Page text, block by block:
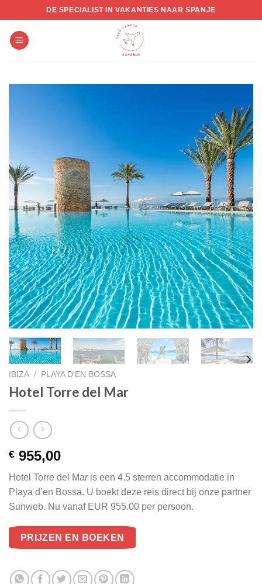
to
content
DE SPECIALIST IN VAKANTIES NAAR SPANJE
IBIZA / PLAYA D'EN BOSSA
Hotel Torre del Mar
€ 955,00
Hotel Torre del Mar is een 4.5 sterren accommodatie in
Playa d’en Bossa. U boekt deze reis direct bij onze partner
Sunweb. Nu vanaf EUR 955.00 per persoon.
PRIJZEN EN BOEKEN